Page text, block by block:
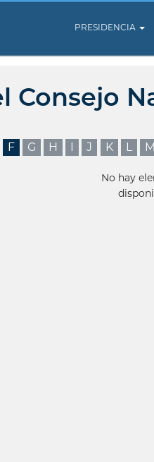
PRESIDENCIA
Consejo
F G H I J K L M
No hay